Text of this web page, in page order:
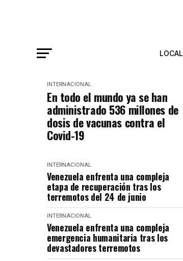
LOCAL
INTERNACIONAL
En todo el mundo ya se han
administrado 536 millones de
dosis de vacunas contra el
Covid-19
INTERNACIONAL
Venezuela enfrenta una compleja
etapa de recuperación tras los
terremotos del 24 de junio
INTERNACIONAL
Venezuela enfrenta una compleja
emergencia humanitaria tras los
devastadores terremotos